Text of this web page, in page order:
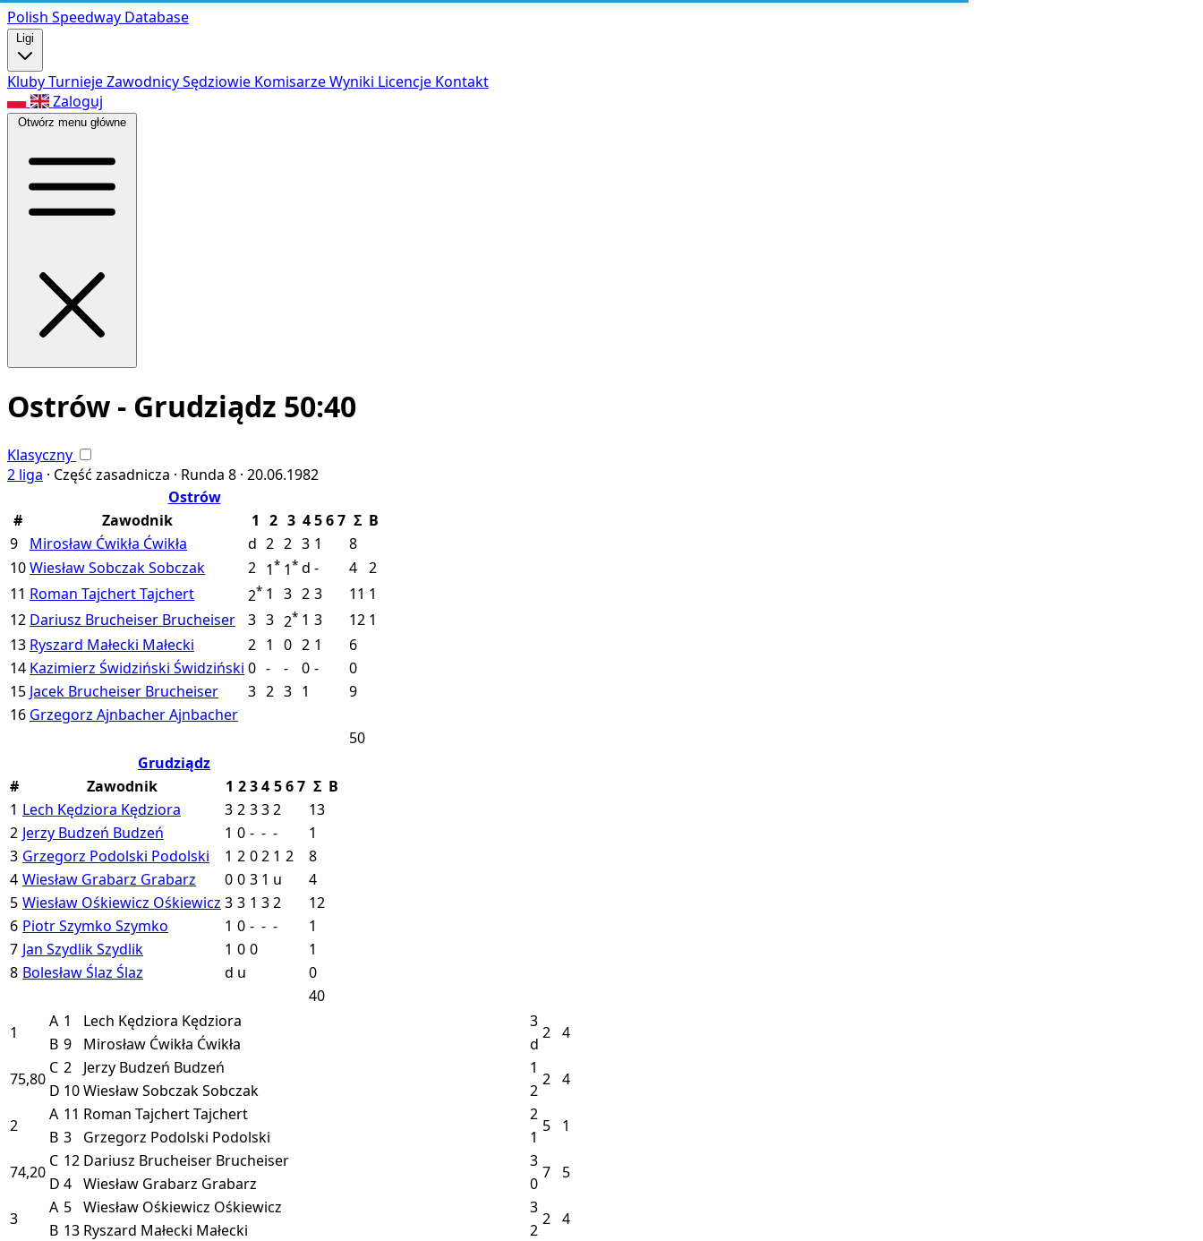
Polish Speedway Database
Ligi
KlubyTurniejeZawodnicySędziowie KomisarzeWyniki Licencje Kontakt
Zaloguj
Otwórz menu główne
Ostrów - Grudziądz 50:40
Klasyczny
2 liga · Część zasadnicza · Runda 8 · 20.06.1982
Ostrów
#
Zawodnik 1 2 3 4 567 Σ B
9
Mirosław Ćwikła Ćwikła d 2 2 3 1
8
10Wiesław SobczakSobczak 2 1* 1* d - 4 2
11 Roman TajchertTajchert 2* 1 3 2 3 11 1
12 Dariusz Brucheiser Brucheiser 3 3 2* 1 3 12 1
13 Ryszard Małecki Małecki 2 1 0 2 1
6
14 Kazimierz Świdziński Świdziński 0 - - 0 -
0
15 Jacek Brucheiser Brucheiser 3 2 3 1
9
16 Grzegorz AjnbacherAjnbacher
50
Grudziądz
#
Zawodnik 1 2 34 5 67 Σ B
1 Lech Kędziora Kędziora 3 2 332
13
2 Jerzy Budzeń Budzeń 1 0 - - -
1
3 Grzegorz Podolski Podolski 1 2 02 1 2
8
4 Wiesław Grabarz Grabarz 0 0 3 1 u
4
5 Wiesław Ośkiewicz Ośkiewicz 3 3 1 32
12
6 Piotr Szymko Szymko 1 0 - - -
1
7 Jan SzydlikSzydlik 1 0 0
1
8 Bolesław Ślaz Ślaz d u
0
40
1
A 1 Lech Kędziora Kędziora 3
2 4
B 9 Mirosław Ćwikła Ćwikła
d
75,80
C 2 Jerzy Budzeń Budzeń 1
2 4
D 10Wiesław SobczakSobczak
2
2
A 11 Roman TajchertTajchert 2
5 1
B 3 Grzegorz Podolski Podolski
1
74,20
C 12 Dariusz Brucheiser Brucheiser 3
7 5
D 4 Wiesław Grabarz Grabarz
0
3
A 5 Wiesław Ośkiewicz Ośkiewicz 3
2 4
B 13 Ryszard Małecki Małecki
2